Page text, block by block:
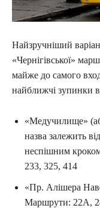
Найзручніший
«Чернігівської»
майже до самого
найближчі зупинки
«Медучилище»
назва залежить
неспішним
233, 325, 414
«Пр. Алішера
Маршрути: 22А,